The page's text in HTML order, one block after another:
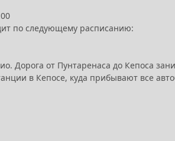
по следующему расписанию:
Дорога от Пунтаренаса до Кепоса
в Кепосе, куда прибывают все